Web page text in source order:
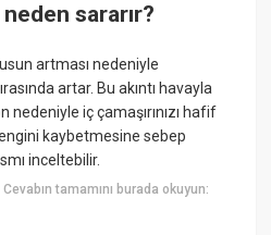
neden sararır?
artması nedeniyle
artar. Bu akıntı havayla
iç çamaşırınızı hafif
kaybetmesine sebep
inceltebilir.
Cevabın tamamını burada okuyun: